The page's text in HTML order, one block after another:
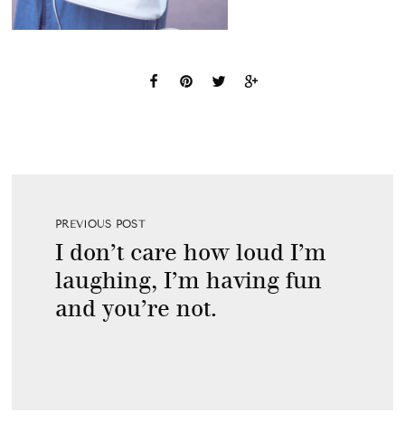
PREVIOUS POST
I don’t care how loud I’m
laughing, I’m having fun
and you’re not.